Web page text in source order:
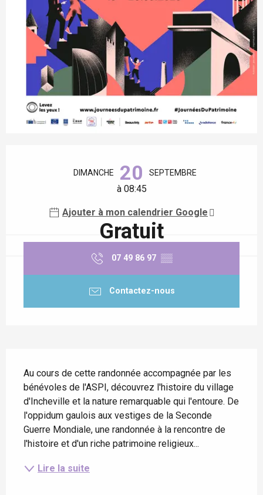
DIMANCHE 20 SEPTEMBRE
à 08:45
Ajouter à mon calendrier Google
Gratuit
07 49 86 97 ▒▒
Contactez-nous
Au cours de cette randonnée accompagnée par les
bénévoles de l'ASPI, découvrez l'histoire du village
d'Incheville et la nature remarquable qui l'entoure. De
l'oppidum gaulois aux vestiges de la Seconde
Guerre Mondiale, une randonnée à la rencontre de
l'histoire et d'un riche patrimoine religieux...
Lire la suite